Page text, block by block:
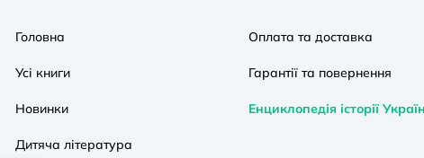
Головна
Усі книги
Новинки
Дитяча література
Оплата та доставка
Гарантії та повернення
Енциклопедія історії